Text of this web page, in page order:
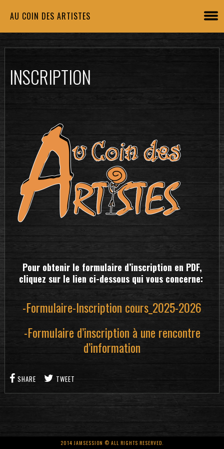
AU COIN DES ARTISTES
INSCRIPTION
Pour obtenir le formulaire d’inscription en PDF,
cliquez sur le lien ci-dessous qui vous concerne:
-Formulaire-Inscription cours_2025-2026
-Formulaire d’inscription à une rencontre
d’information
SHARE TWEET
2014 JAMSESSION © ALL RIGHTS RESERVED.